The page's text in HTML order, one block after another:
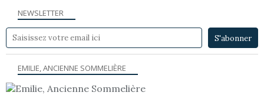
NEWSLETTER
EMILIE, ANCIENNE SOMMELIÈRE